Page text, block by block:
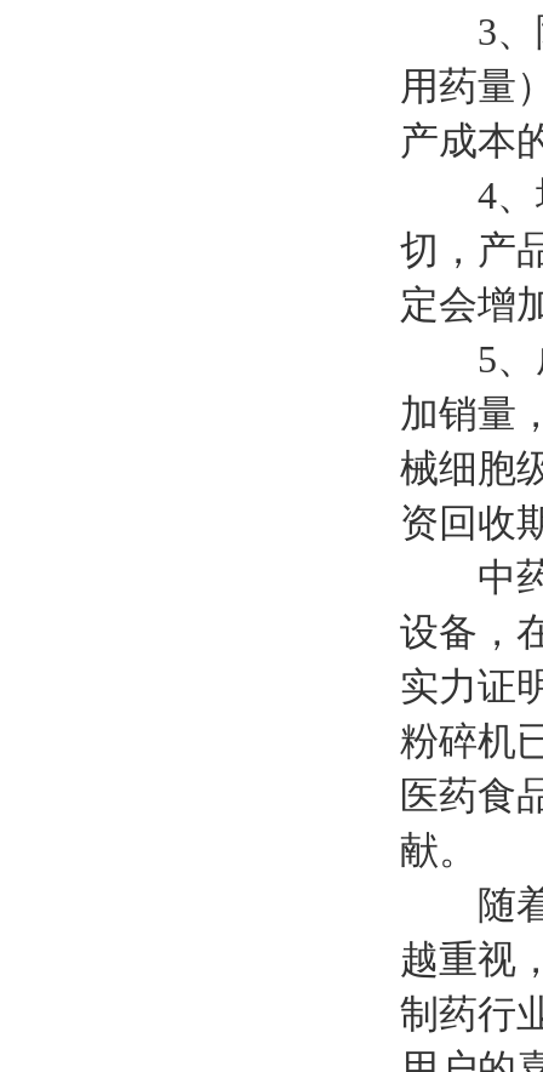
3、降
用药量
产成本
4、增
切，产
定会增
5、成
加销量
械细胞
资回收
中药
设备，
实力证
粉碎机
医药食
献。
随着
越重视
制药行